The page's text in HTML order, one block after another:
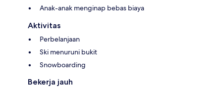
Anak-anak menginap bebas biaya
Aktivitas
Perbelanjaan
Ski menuruni bukit
Snowboarding
Bekerja jauh